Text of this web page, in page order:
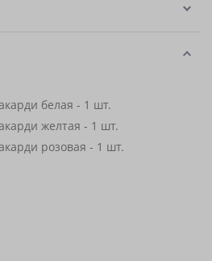
белая - 1 шт.
желтая - 1 шт.
розовая - 1 шт.